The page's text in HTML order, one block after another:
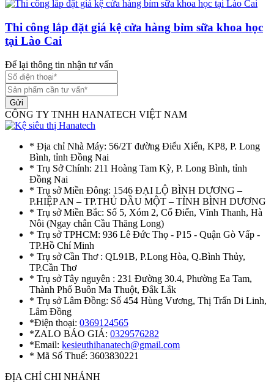
Thi công lắp đặt giá kệ cửa hàng bỉm sữa khoa học
tại Lào Cai
Để lại thông tin nhận tư vấn
Gửi
CÔNG TY TNHH HANATECH VIỆT NAM
* Địa chỉ Nhà Máy: 56/2T đường Điểu Xiển, KP8, P. Long
Bình, tỉnh Đồng Nai
* Trụ Sở Chính: 211 Hoàng Tam Kỳ, P. Long Bình, tỉnh
Đồng Nai
* Trụ sở Miền Đông: 1546 ĐẠI LỘ BÌNH DƯƠNG –
P.HIỆP AN – TP.THỦ DẦU MỘT – TỈNH BÌNH DƯƠNG
* Trụ sở Miền Bắc: Số 5, Xóm 2, Cổ Điển, Vĩnh Thanh, Hà
Nôi (Ngay chân Cầu Thăng Long)
* Trụ sở TPHCM: 936 Lê Đức Thọ - P15 - Quận Gò Vấp -
TP.Hồ Chí Minh
* Trụ sở Cần Thơ : QL91B, P.Long Hòa, Q.Bình Thủy,
TP.Cần Thơ
* Trụ sở Tây nguyên : 231 Đường 30.4, Phường Ea Tam,
Thành Phố Buôn Ma Thuột, Đắk Lắk
* Trụ sở Lâm Đồng: Số 454 Hùng Vương, Thị Trấn Di Linh,
Lâm Đồng
*Điện thoại: 0369124565
*ZALO BÁO GIÁ: 0329576282
*Email: kesieuthihanatech@gmail.com
* Mã Số Thuế: 3603830221
ĐỊA CHỈ CHI NHÁNH